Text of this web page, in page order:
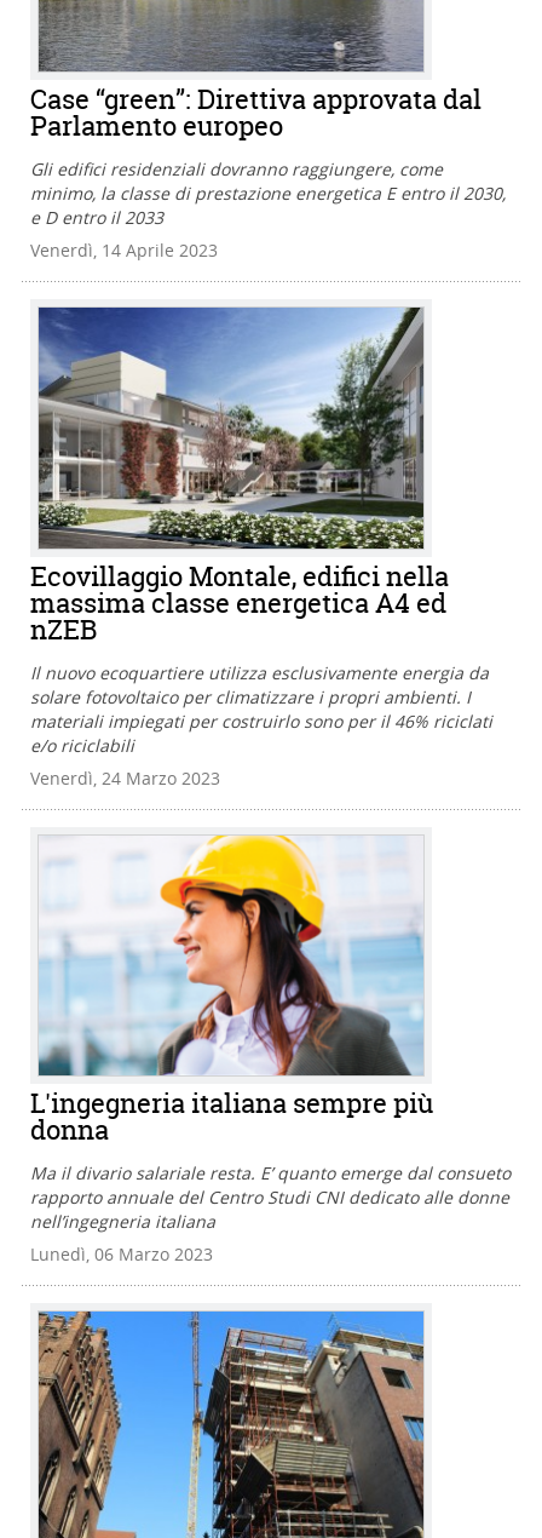
Case “green”: Direttiva approvata dal
Parlamento europeo
Gli edifici residenziali dovranno raggiungere, come
minimo, la classe di prestazione energetica E entro il 2030,
e D entro il 2033
Venerdì, 14 Aprile 2023
Ecovillaggio Montale, edifici nella
massima classe energetica A4 ed
nZEB
Il nuovo ecoquartiere utilizza esclusivamente energia da
solare fotovoltaico per climatizzare i propri ambienti. I
materiali impiegati per costruirlo sono per il 46% riciclati
e/o riciclabili
Venerdì, 24 Marzo 2023
L'ingegneria italiana sempre più
donna
Ma il divario salariale resta. E’ quanto emerge dal consueto
rapporto annuale del Centro Studi CNI dedicato alle donne
nell’ingegneria italiana
Lunedì, 06 Marzo 2023